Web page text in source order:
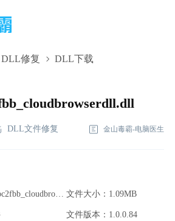
DLL修复 DLL下载
DLL文件修复 金山毒霸-电脑医生
文件名称：f2465409c8bc2fbb_cloudbrowserdll.dll 文件大小：1.09MB
文件版本：1.0.0.84